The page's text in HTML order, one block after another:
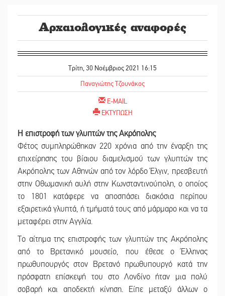
Αρχαιολογικές αναφορές
Τρίτη, 30 Νοέμβριος 2021 16:15
Παναγιώτης Τζουνάκος
E-MAIL
ΕΚΤΥΠΩΣΗ
Η επιστροφή των γλυπτών της Ακρόπολης
Φέτος συμπληρώθηκαν 220 χρόνια από την έναρξη της
επιχείρησης του βίαιου διαμελισμού των γλυπτών της
Ακρόπολης των Αθηνών από τον λόρδο Έλγιν, πρεσβευτή
στην Οθωμανική αυλή στην Κωνσταντινούπολη, ο οποίος
το 1801 κατάφερε να αποσπάσει διακόσια περίπου
εξαιρετικά γλυπτά, ή τμήματά τους από μάρμαρο και να τα
μεταφέρει στην Αγγλία.
Το αίτημα της επιστροφής των γλυπτών της Ακρόπολης
από το Βρετανικό μουσείο, που έθεσε ο Έλληνας
πρωθυπουργός στον Βρετανό πρωθυπουργό κατά την
πρόσφατη επίσκεψή του στο Λονδίνο ήταν μια πολύ
σοβαρή και αποδεκτή κίνηση. Είπε μεταξύ άλλων ο